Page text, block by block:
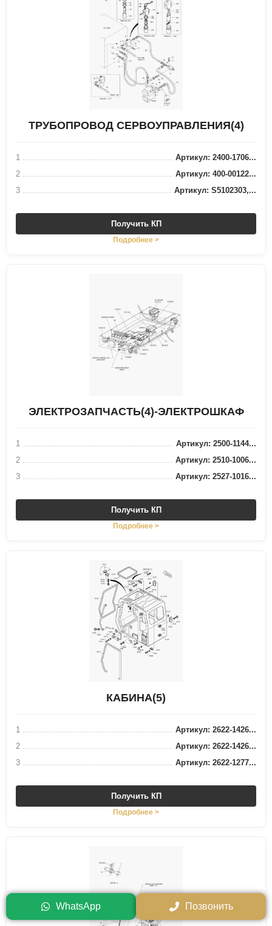
WhatsApp Позвонить
ТРУБОПРОВОД СЕРВОУПРАВЛЕНИЯ(4)
1
Артикул: 2400-1706...
2
Артикул: 400-00122...
3
Артикул: S5102303,...
Получить КП
Подробнее >
ЭЛЕКТРОЗАПЧАСТЬ(4)-ЭЛЕКТРОШКАФ
1
Артикул: 2500-1144...
2
Артикул: 2510-1006...
3
Артикул: 2527-1016...
Получить КП
Подробнее >
КАБИНА(5)
1
Артикул: 2622-1426...
2
Артикул: 2622-1426...
3
Артикул: 2622-1277...
Получить КП
Подробнее >